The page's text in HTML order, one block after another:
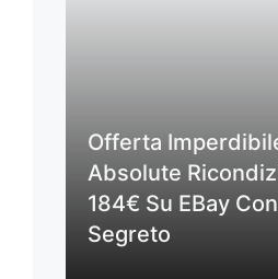
Offerta
Absolute
184€ Su EBay
Segreto